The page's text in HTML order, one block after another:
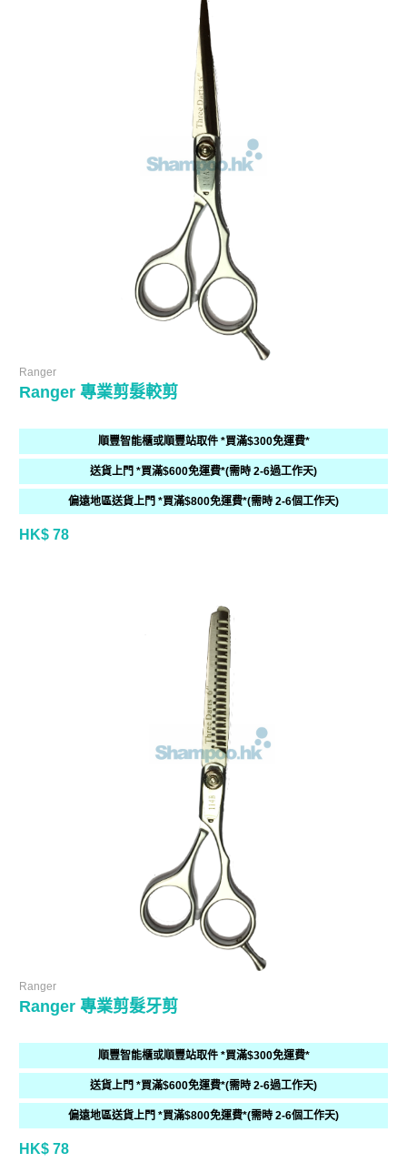
Ranger
Ranger 專業剪髮較剪
順豐智能櫃或順豐站取件 *買滿$300免運費*
送貨上門 *買滿$600免運費*(需時 2-6過工作天)
偏遠地區送貨上門 *買滿$800免運費*(需時 2-6個工作天)
HK$ 78
Ranger
Ranger 專業剪髮牙剪
順豐智能櫃或順豐站取件 *買滿$300免運費*
送貨上門 *買滿$600免運費*(需時 2-6過工作天)
偏遠地區送貨上門 *買滿$800免運費*(需時 2-6個工作天)
HK$ 78